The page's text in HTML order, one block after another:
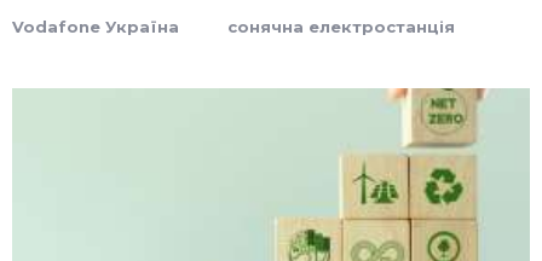
Vodafone Україна сонячна електростанція